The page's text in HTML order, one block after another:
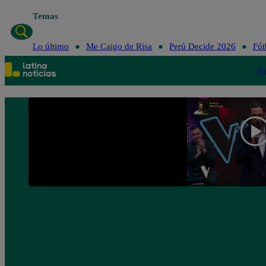
Temas
Lo último Me Caigo de Risa Perú Decide 2026